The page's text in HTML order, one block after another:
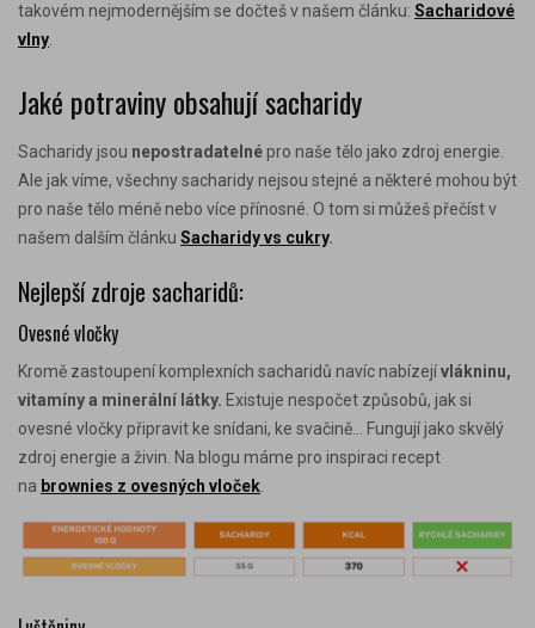
takovém nejmodernějším se dočteš v našem článku: Sacharidové
vlny
Jaké potraviny obsahují sacharidy
Sacharidy jsou nepostradatelnépro naše tělo jako zdroj energie.
Ale jak víme, všechny sacharidy nejsou stejné a některé mohou být
pro naše tělo méně nebo více přínosné. O tom si můžeš přečíst v
našem dalším článku Sacharidy vs cukry.
Nejlepší zdroje sacharidů:
Ovesné vločky
Kromě zastoupení komplexních sacharidů navíc nabízejívlákninu,
vitamíny a minerální látky. Existuje nespočet způsobů, jak si
ovesné vločky připravit ke snídani, ke svačině… Fungují jako skvělý
zdroj energie a živin. Na blogu máme pro inspiraci recept
na brownies z ovesných vloček